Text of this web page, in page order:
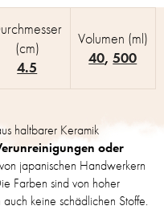
haltbarer Keramik
oder
japanischen Handwerkern
Farben sind von hoher
keine schädlichen Stoffe.
(cm)
4.5
Volumen (ml)
40,500